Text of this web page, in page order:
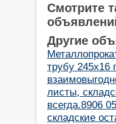
Смотрите
Другие
трубу 245х16
листы,
всегда.8906
складские